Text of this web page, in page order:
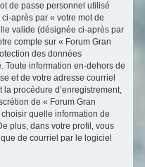
de passe personnel utilisé
après par « votre mot de
valide (désignée ci-après par
compte sur « Forum Gran
des données
Toute information en-dehors de
et de votre adresse courriel
procédure d’enregistrement,
de « Forum Gran
quelle information de
plus, dans votre profil, vous
de courriel par le logiciel